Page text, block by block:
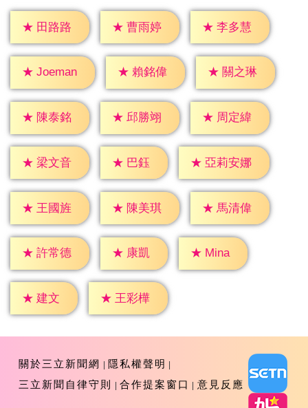
★ 田路路 ★ 曹雨婷 ★ 李多慧
★ Joeman ★ 賴銘偉 ★ 關之琳
★ 陳泰銘 ★ 邱勝翊 ★ 周定緯
★ 梁文音 ★ 巴鈺 ★ 亞莉安娜
★ 王國旌 ★ 陳美琪 ★ 馬清偉
★ 許常德 ★ 康凱 ★ Mina
★ 建文 ★ 王彩樺
關於三立新聞網
隱私權聲明
三立新聞自律守則
合作提案窗口 意見反應